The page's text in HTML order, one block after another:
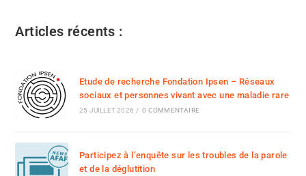
Articles récents :
Etude de recherche Fondation Ipsen – Réseaux
sociaux et personnes vivant avec une maladie rare
25 JUILLET 2026 / 0 COMMENTAIRE
Participez à l’enquête sur les troubles de la parole
et de la déglutition